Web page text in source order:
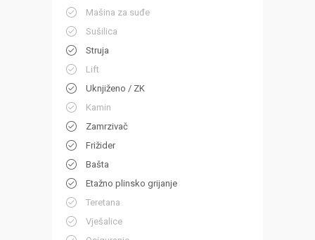
Mašina za suđe
Sušilica
Struja
Lift
Uknjiženo / ZK
Kamin
Zamrzivač
Frižider
Bašta
Etažno plinsko grijanje
Teretana
Vješalice